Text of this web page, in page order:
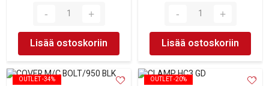
Lisää ostoskoriin Lisää ostoskoriin
OUTLET -34%
OUTLET -34%
OUTLET -20%
OUTLET -20%